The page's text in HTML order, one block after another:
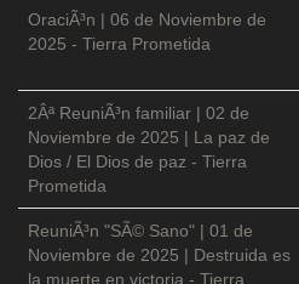
OraciÃ³n | 06 de Noviembre de
2025 - Tierra Prometida
2Âª ReuniÃ³n familiar | 02 de
Noviembre de 2025 | La paz de
Dios / El Dios de paz - Tierra
Prometida
ReuniÃ³n "SÃ© Sano" | 01 de
Noviembre de 2025 | Destruida es
la muerte en victoria - Tierra